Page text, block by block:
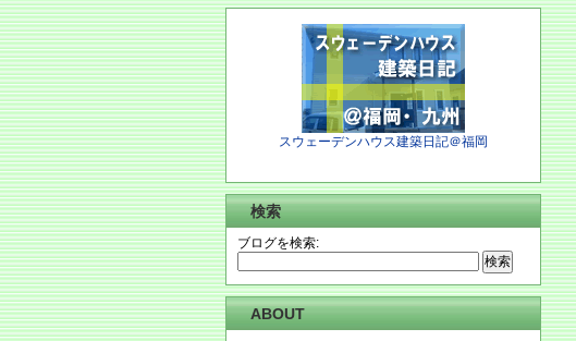
スウェーデンハウス建築日記＠福岡
検索
ブログを検索:
ABOUT